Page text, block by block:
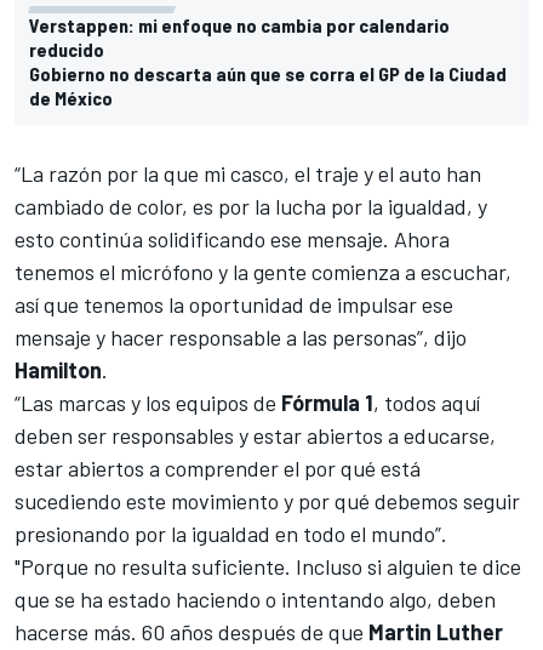
Verstappen: mi enfoque no cambia por calendario
reducido
Gobierno no descarta aún que se corra el GP de la Ciudad
de México
“La razón por la que mi casco, el traje y el auto han
cambiado de color, es por la lucha por la igualdad, y
esto continúa solidificando ese mensaje. Ahora
tenemos el micrófono y la gente comienza a escuchar,
así que tenemos la oportunidad de impulsar ese
mensaje y hacer responsable a las personas”, dijo
Hamilton.
“Las marcas y los equipos de Fórmula 1, todos aquí
deben ser responsables y estar abiertos a educarse,
estar abiertos a comprender el por qué está
sucediendo este movimiento y por qué debemos seguir
presionando por la igualdad en todo el mundo”.
"Porque no resulta suficiente. Incluso si alguien te dice
que se ha estado haciendo o intentando algo, deben
hacerse más. 60 años después de que Martin Luther